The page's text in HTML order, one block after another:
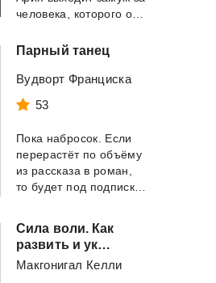
Парный танец
Вудворт Франциска
53
Пока набросок. Если
перерастёт по объёму
из рассказа в роман,
Сила воли. Как
развить и укрепить
Макгонигал Келли